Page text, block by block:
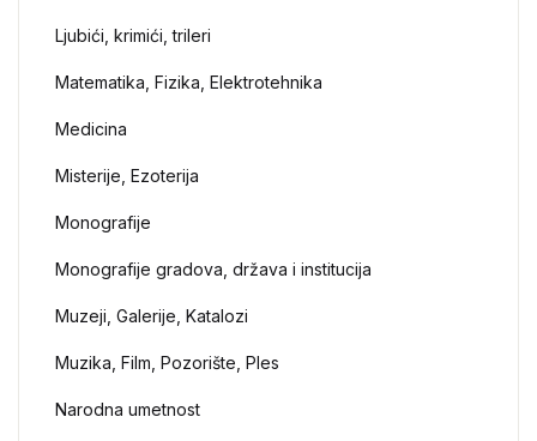
Ljubići, krimići, trileri
Matematika, Fizika, Elektrotehnika
Medicina
Misterije, Ezoterija
Monografije
Monografije gradova, država i institucija
Muzeji, Galerije, Katalozi
Muzika, Film, Pozorište, Ples
Narodna umetnost